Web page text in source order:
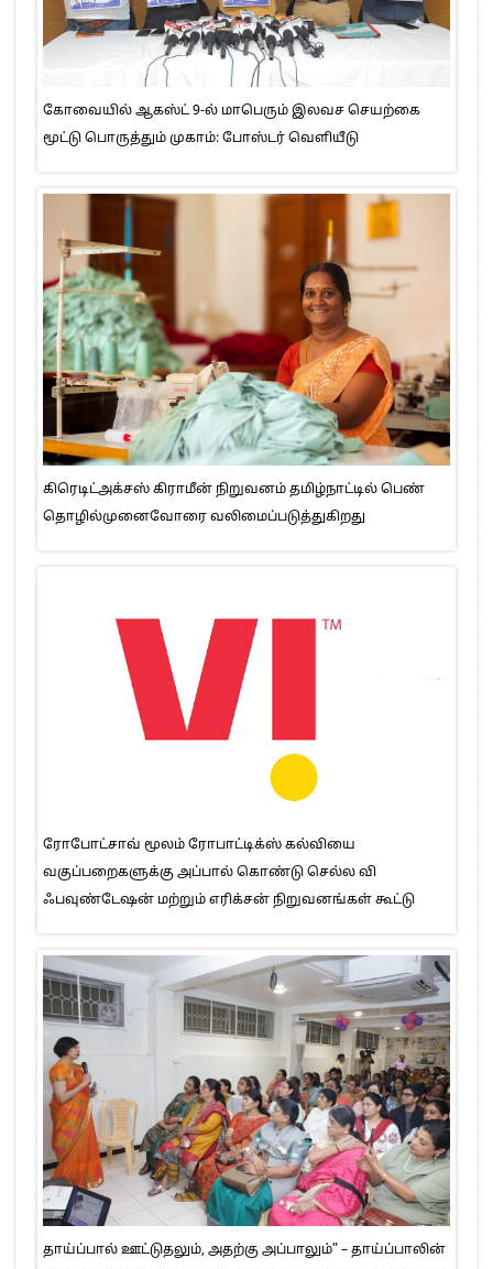
கோவையில் ஆகஸ்ட் 9-ல் மாபெரும் இலவச செயற்கை
மூட்டு பொருத்தும் முகாம்: போஸ்டர் வெளியீடு
கிரெடிட்அக்சஸ் கிராமீன் நிறுவனம் தமிழ்நாட்டில் பெண்
தொழில்முனைவோரை வலிமைப்படுத்துகிறது
ரோபோட்சாவ் மூலம் ரோபாட்டிக்ஸ் கல்வியை
வகுப்பறைகளுக்கு அப்பால் கொண்டு செல்ல வி
ஃபவுண்டேஷன் மற்றும் எரிக்சன் நிறுவனங்கள் கூட்டு
தாய்ப்பால் ஊட்டுதலும், அதற்கு அப்பாலும்” – தாய்ப்பாலின்